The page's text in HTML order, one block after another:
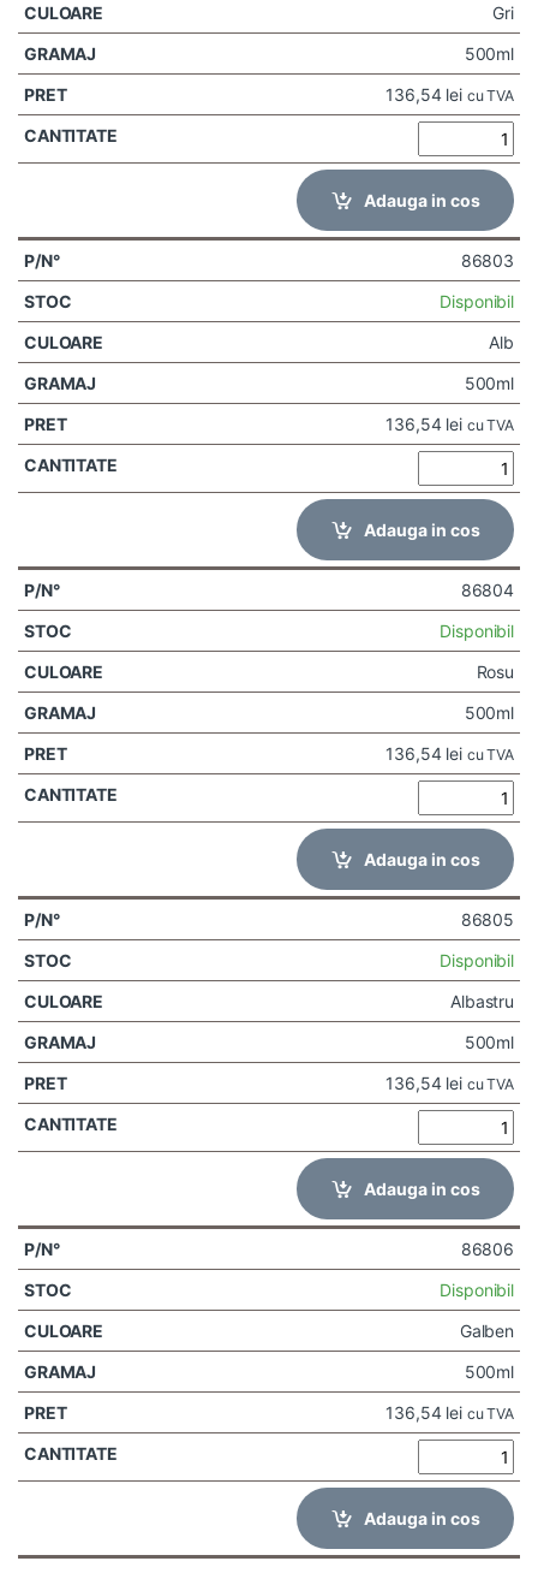
Gri
500ml
136,54 lei cu TVA
Adauga in cos
86803
Disponibil
Alb
500ml
136,54 lei cu TVA
Adauga in cos
86804
Disponibil
Rosu
500ml
136,54 lei cu TVA
Adauga in cos
86805
Disponibil
Albastru
500ml
136,54 lei cu TVA
Adauga in cos
86806
Disponibil
Galben
500ml
136,54 lei cu TVA
Adauga in cos